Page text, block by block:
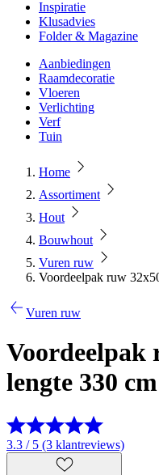
Inspiratie
Klusadvies
Folder & Magazine
Aanbiedingen
Raamdecoratie
Vloeren
Verlichting
Verf
Tuin
Home
Assortiment
Hout
Bouwhout
Vuren ruw
Voordeelpak ruw
Vuren ruw
Voordeelpak
lengte 330
3.3 / 5 (3 klantreviews)